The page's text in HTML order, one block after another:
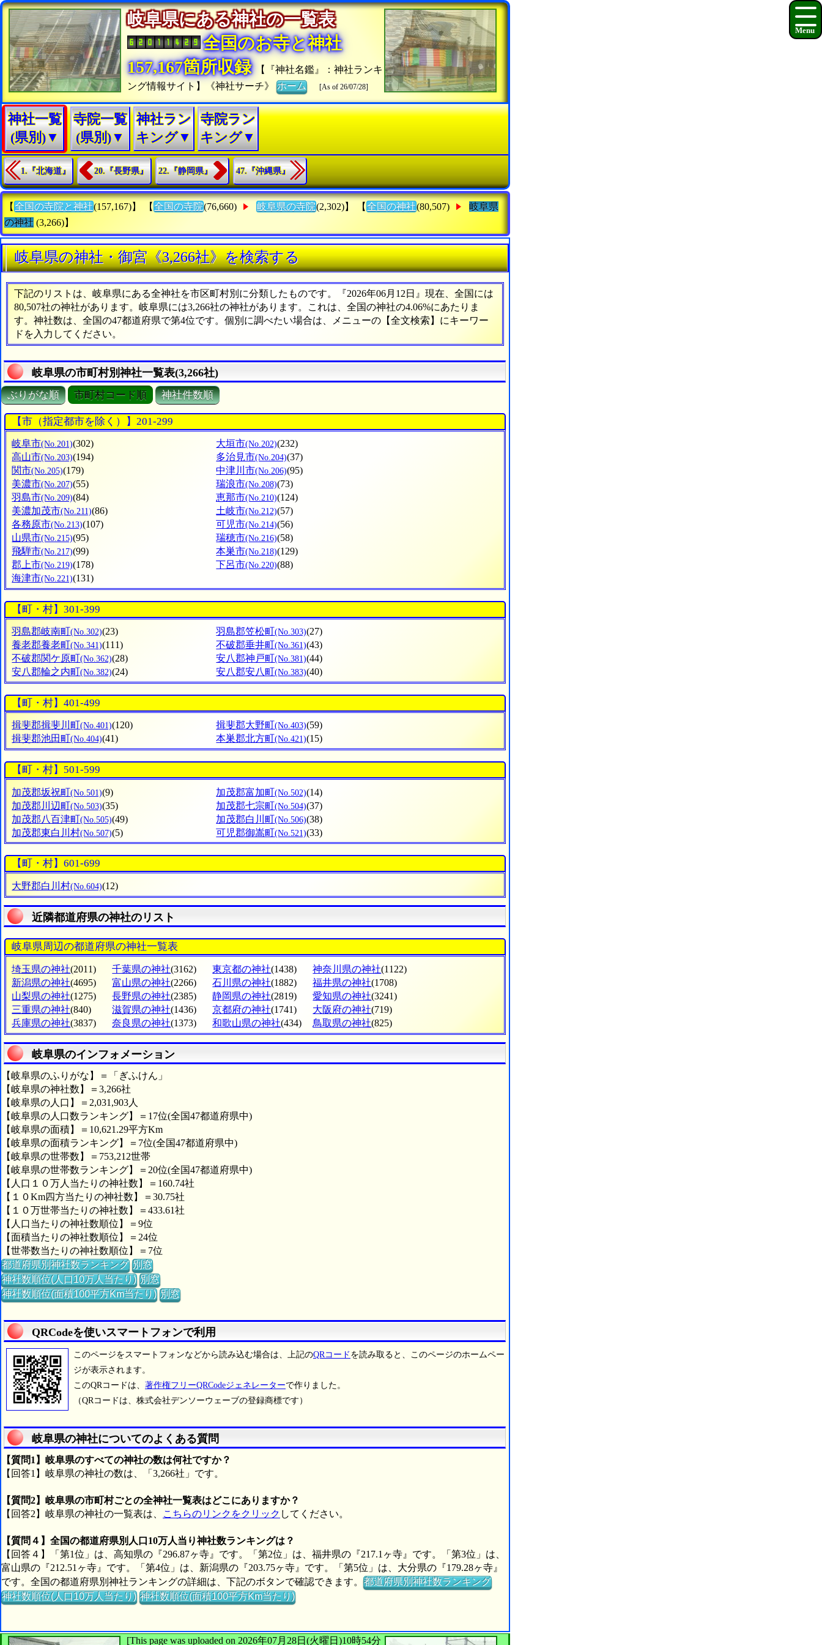
岐阜県にある神社の一覧表
全国のお寺と神社
157,167箇所収録
【『神社名鑑』：神社ランキ
ング情報サイト】《神社サーチ》ホーム [As of 26/07/28]
神社一覧
(県別)▼
寺院一覧
(県別)▼
神社ラン
キング▼
寺院ラン
キング▼
1.『北海道』 20.『長野県』 22.『静岡県』 47.『沖縄県』
【 全国の寺院と神社(157,167)】 【 全国の寺院(76,660) 岐阜県の寺院(2,302)】 【 全国の神社(80,507)
岐阜県
の神社 (3,266)】
岐阜県の神社・御宮《3,266社》を検索する
下記のリストは、岐阜県にある全神社を市区町村別に分類したものです。『2026年06月12日』現在、全国には
80,507社の神社があります。岐阜県には3,266社の神社があります。これは、全国の神社の4.06%にあたりま
す。神社数は、全国の47都道府県で第4位です。個別に調べたい場合は、メニューの【全文検索】にキーワー
ドを入力してください。
岐阜県の市町村別神社一覧表(3,266社)
ぶりがな順 市町村コード順 神社件数順
【市（指定都市を除く）】201-299
岐阜市(No.201)(302) 大垣市(No.202)(232)
高山市(No.203)(194) 多治見市(No.204)(37)
関市(No.205)(179) 中津川市(No.206)(95)
美濃市(No.207)(55) 瑞浪市(No.208)(73)
羽島市(No.209)(84) 恵那市(No.210)(124)
美濃加茂市(No.211)(86) 土岐市(No.212)(57)
各務原市(No.213)(107) 可児市(No.214)(56)
山県市(No.215)(95) 瑞穂市(No.216)(58)
飛騨市(No.217)(99) 本巣市(No.218)(129)
郡上市(No.219)(178) 下呂市(No.220)(88)
海津市(No.221)(131)
【町・村】301-399
羽島郡岐南町(No.302)(23) 羽島郡笠松町(No.303)(27)
養老郡養老町(No.341)(111) 不破郡垂井町(No.361)(43)
不破郡関ケ原町(No.362)(28) 安八郡神戸町(No.381)(44)
安八郡輪之内町(No.382)(24) 安八郡安八町(No.383)(40)
【町・村】401-499
揖斐郡揖斐川町(No.401)(120) 揖斐郡大野町(No.403)(59)
揖斐郡池田町(No.404)(41) 本巣郡北方町(No.421)(15)
【町・村】501-599
加茂郡坂祝町(No.501)(9) 加茂郡富加町(No.502)(14)
加茂郡川辺町(No.503)(35) 加茂郡七宗町(No.504)(37)
加茂郡八百津町(No.505)(49) 加茂郡白川町(No.506)(38)
加茂郡東白川村(No.507)(5) 可児郡御嵩町(No.521)(33)
【町・村】601-699
大野郡白川村(No.604)(12)
近隣都道府県の神社のリスト
岐阜県周辺の都道府県の神社一覧表
埼玉県の神社(2011) 千葉県の神社(3162) 東京都の神社(1438) 神奈川県の神社(1122)
新潟県の神社(4695) 富山県の神社(2266) 石川県の神社(1882) 福井県の神社(1708)
山梨県の神社(1275) 長野県の神社(2385) 静岡県の神社(2819) 愛知県の神社(3241)
三重県の神社(840) 滋賀県の神社(1436) 京都府の神社(1741) 大阪府の神社(719)
兵庫県の神社(3837) 奈良県の神社(1373) 和歌山県の神社(434) 鳥取県の神社(825)
岐阜県のインフォメーション
【岐阜県のふりがな】＝「ぎふけん」
【岐阜県の神社数】＝3,266社
【岐阜県の人口】＝2,031,903人
【岐阜県の人口数ランキング】＝17位(全国47都道府県中)
【岐阜県の面積】＝10,621.29平方Km
【岐阜県の面積ランキング】＝7位(全国47都道府県中)
【岐阜県の世帯数】＝753,212世帯
【岐阜県の世帯数ランキング】＝20位(全国47都道府県中)
【人口１０万人当たりの神社数】＝160.74社
【１０Km四方当たりの神社数】＝30.75社
【１０万世帯当たりの神社数】＝433.61社
【人口当たりの神社数順位】＝9位
【面積当たりの神社数順位】＝24位
【世帯数当たりの神社数順位】＝7位
都道府県別神社数ランキング 別窓
神社数順位(人口10万人当たり) 別窓
神社数順位(面積100平方Km当たり) 別窓
QRCodeを使いスマートフォンで利用
このページをスマートフォンなどから読み込む場合は、上記のQRコード を読み取ると、このページのホームペー
ジが表示されます。
このQRコードは、 著作権フリーQRCodeジェネレーターで作りました。
（QRコードは、株式会社デンソーウェーブの登録商標です）
岐阜県の神社についてのよくある質問
【質問1】岐阜県のすべての神社の数は何社ですか？
【回答1】岐阜県の神社の数は、「3,266社」です。
【質問2】岐阜県の市町村ごとの全神社一覧表はどこにありますか？
【回答2】岐阜県の神社の一覧表は、
こちらのリンクをクリック してください。
【質問４】全国の都道府県別人口10万人当り神社数ランキングは？
【回答４】「第1位」は、高知県の『296.87ヶ寺』です。「第2位」は、福井県の『217.1ヶ寺』です。「第3位」は、
富山県の『212.51ヶ寺』です。「第4位」は、新潟県の『203.75ヶ寺』です。「第5位」は、大分県の『179.28ヶ寺』
です。全国の都道府県別神社ランキングの詳細は、下記のボタンで確認できます。都道府県別神社数ランキング
神社数順位(人口10万人当たり) 神社数順位(面積100平方Km当たり)
[This page was uploaded on 2026年07月28日(火曜日)10時54分